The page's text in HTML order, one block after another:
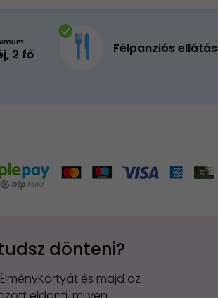
2 fő Félpanziós ellátás
dönteni?
és majd az